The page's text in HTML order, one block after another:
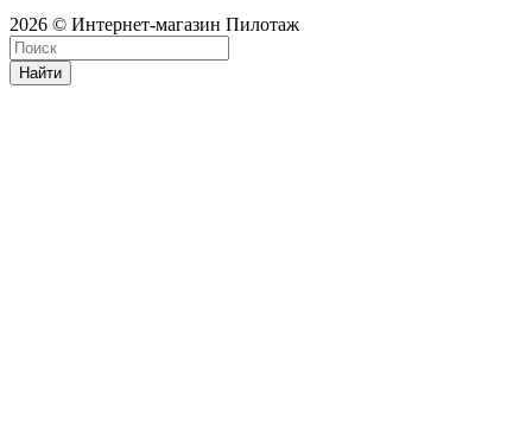
2026 © Интернет-магазин Пилотаж
Найти